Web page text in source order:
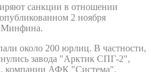
санкции в отношении
2 ноября
Минфина.
около 200 юрлиц. В частности,
завода "Арктик СПГ-2",
компании АФК "Система",